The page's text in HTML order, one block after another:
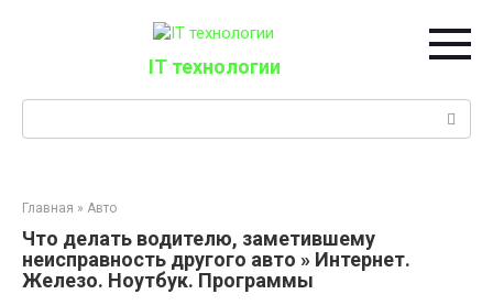
IT технологии
Главная » Авто
Что делать водителю, заметившему
неисправность другого авто » Интернет.
Железо. Ноутбук. Программы